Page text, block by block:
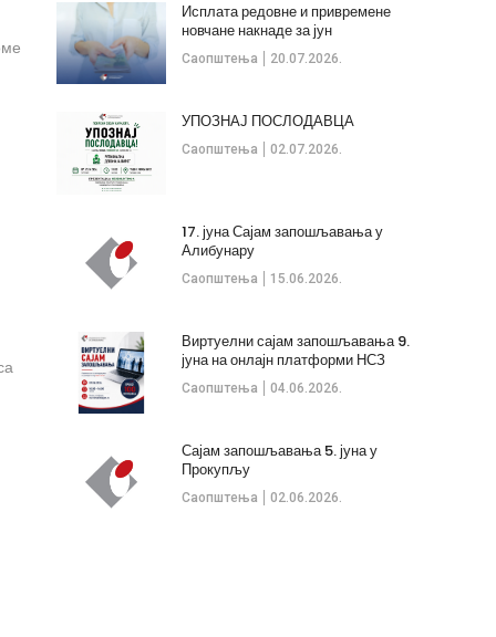
Саопштења 20.07.2026.
Исплата редовне и привремене
новчане накнаде за јун
Саопштења 02.07.2026.
УПОЗНАЈ ПОСЛОДАВЦА
Саопштења 15.06.2026.
17. јуна Сајам запошљавања у
Алибунару
Саопштења 04.06.2026.
Виртуелни сајам запошљавања 9.
јуна на онлајн платформи НСЗ
Саопштења 02.06.2026.
Сајам запошљавања 5. јуна у
Прокупљу